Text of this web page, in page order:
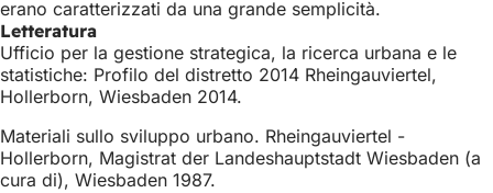
erano caratterizzati da una grande semplicità.
Letteratura
Ufficio per la gestione strategica, la ricerca urbana e le
statistiche: Profilo del distretto 2014 Rheingauviertel,
Hollerborn, Wiesbaden 2014.
Materiali sullo sviluppo urbano. Rheingauviertel -
Hollerborn, Magistrat der Landeshauptstadt Wiesbaden (a
cura di), Wiesbaden 1987.